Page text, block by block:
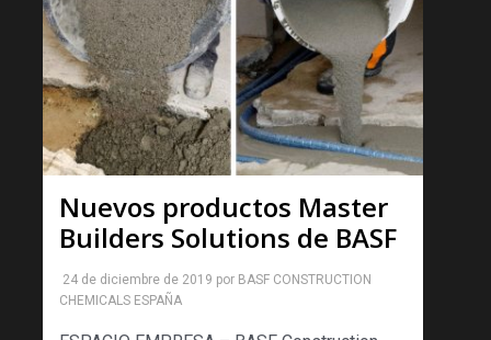
Nuevos productos Master
Builders Solutions de BASF
24 de diciembre de 2019 por BASF CONSTRUCTION
CHEMICALS ESPAÑA